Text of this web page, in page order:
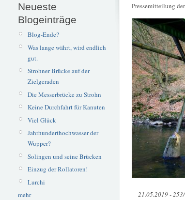
Neueste
Blogeinträge
Blog-Ende?
Was lange währt, wird endlich
gut.
Strohner Brücke auf der
Zielgeraden
Die Messerbrücke zu Strohn
Keine Durchfahrt für Kanuten
Viel Glück
Jahrhunderthochwasser der
Wupper?
Solingen und seine Brücken
Einzug der Rollatoren!
Lurchi
mehr
Pressemitteilung
21.05.2019 -